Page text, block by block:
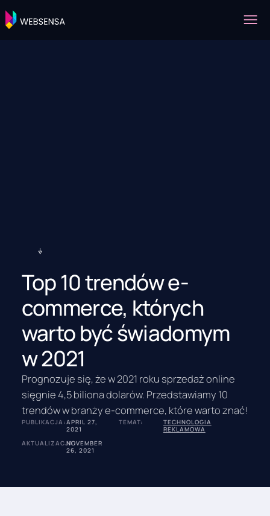
Top 10 trendów e-
commerce, których
warto być świadomym
w 2021
Prognozuje się, że w 2021 roku sprzedaż online
sięgnie 4,5 biliona dolarów. Przedstawiamy 10
trendów w branży e-commerce, które warto znać!
PUBLIKACJA:APRIL 27,
2021
AKTUALIZACJA:NOVEMBER
26, 2021
TEMAT:
TECHNOLOGIA
REKLAMOWA